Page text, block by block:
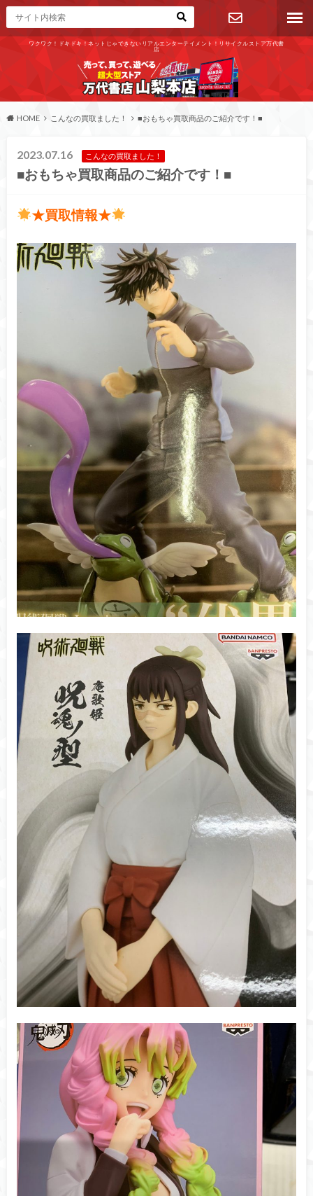
ワクワク！ドキドキ！ネットじゃできないリアルエンターテイメント！リサイクルストア万代書
店
お問い合わ
せ
HOME こんなの買取ました！ ■おもちゃ買取商品のご紹介です！■
2023.07.16 こんなの買取ました！
■おもちゃ買取商品のご紹介です！■
★買取情報★